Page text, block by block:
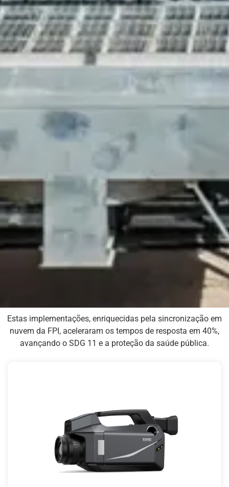
Estas implementações, enriquecidas pela sincronização em
nuvem da FPI, aceleraram os tempos de resposta em 40%,
avançando o SDG 11 e a proteção da saúde pública.